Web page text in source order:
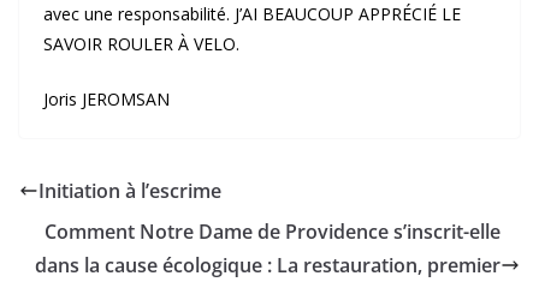
avec une responsabilité. J’AI BEAUCOUP APPRÉCIÉ LE
SAVOIR ROULER À VELO.
Joris JEROMSAN
Initiation à l’escrime
Comment Notre Dame de Providence s’inscrit-elle
dans la cause écologique : La restauration, premier